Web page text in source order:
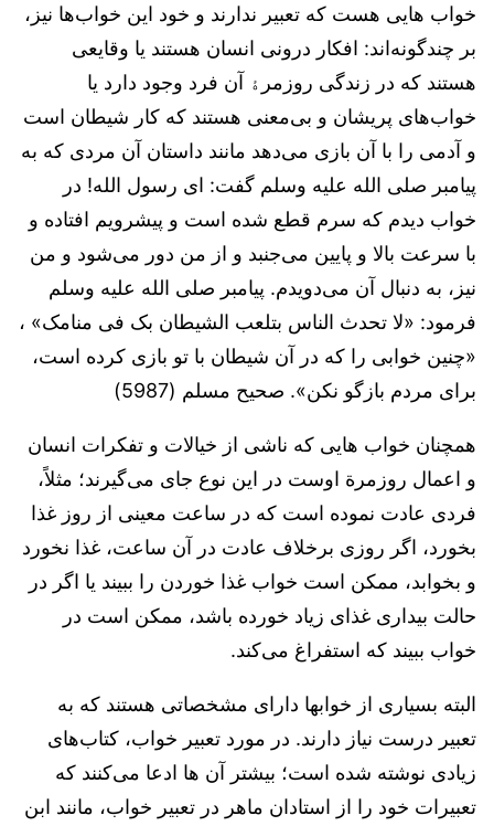
خواب هایی هست که تعبیر ندارند و خود این خواب‌ها نیز،
بر چندگونه‌اند: افکار درونی انسان هستند یا وقایعی
هستند که در زندگی روزمرﮤ آن فرد وجود دارد یا
خواب‌های پریشان و بی‌معنی هستند که کار شیطان است
و آدمی را با آن بازی می‌دهد مانند داستان آن مردی که به
پیامبر صلی الله علیه وسلم گفت: ای رسول الله! در
خواب دیدم که سرم قطع شده است و پیشرویم افتاده و
با سرعت بالا و پایین می‌جنبد و از من دور می‌شود و من
نیز، به دنبال آن می‌دویدم. پیامبر صلی الله علیه وسلم
فرمود: «لا تحدث الناس بتلعب الشیطان بک فی منامک» ،
«چنین خوابی را که در آن شیطان با تو بازی کرده است،
برای مردم بازگو نکن». صحیح مسلم (5987)
همچنان خواب هایی که ناشی از خیالات و تفکرات انسان
و اعمال روزمرة اوست در این نوع جای می‌گیرند؛ مثلاً،
فردی عادت نموده است که در ساعت معینی از روز غذا
بخورد، اگر روزی برخلاف عادت در آن ساعت، غذا نخورد
و بخوابد، ممکن است خواب غذا خوردن را ببیند یا اگر در
حالت بیداری غذای زیاد خورده باشد، ممکن است در
خواب ببیند که استفراغ می‌کند.
البته بسیاری از خوابها دارای مشخصاتی هستند که به
تعبیر درست نیاز دارند. در مورد تعبیر خواب، کتاب‌های
زیادی نوشته شده است؛ بیشتر آن ها ادعا می‌کنند که
تعبیرات خود را از استادان ماهر در تعبیر خواب، مانند ابن